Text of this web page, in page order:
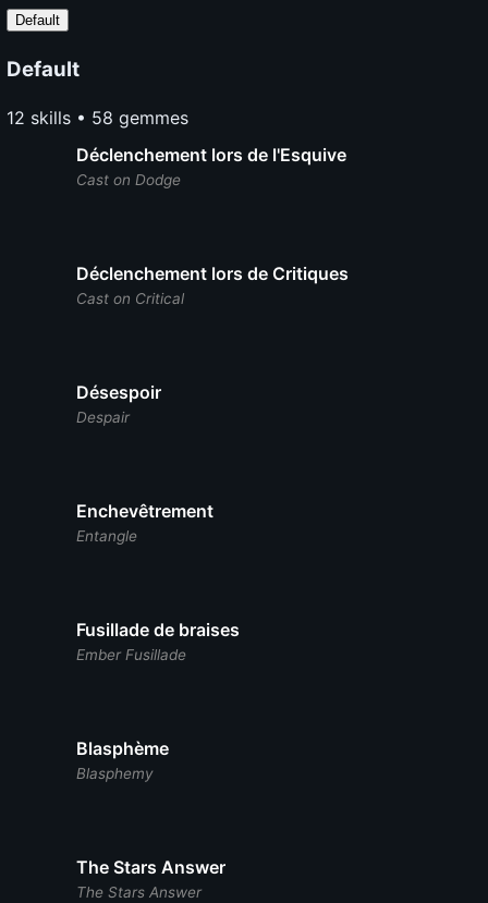
Default
Default
12 skills • 58 gemmes
Déclenchement lors de l'Esquive
Cast on Dodge
Déclenchement lors de Critiques
Cast on Critical
Désespoir
Despair
Enchevêtrement
Entangle
Fusillade de braises
Ember Fusillade
Blasphème
Blasphemy
The Stars Answer
The Stars Answer